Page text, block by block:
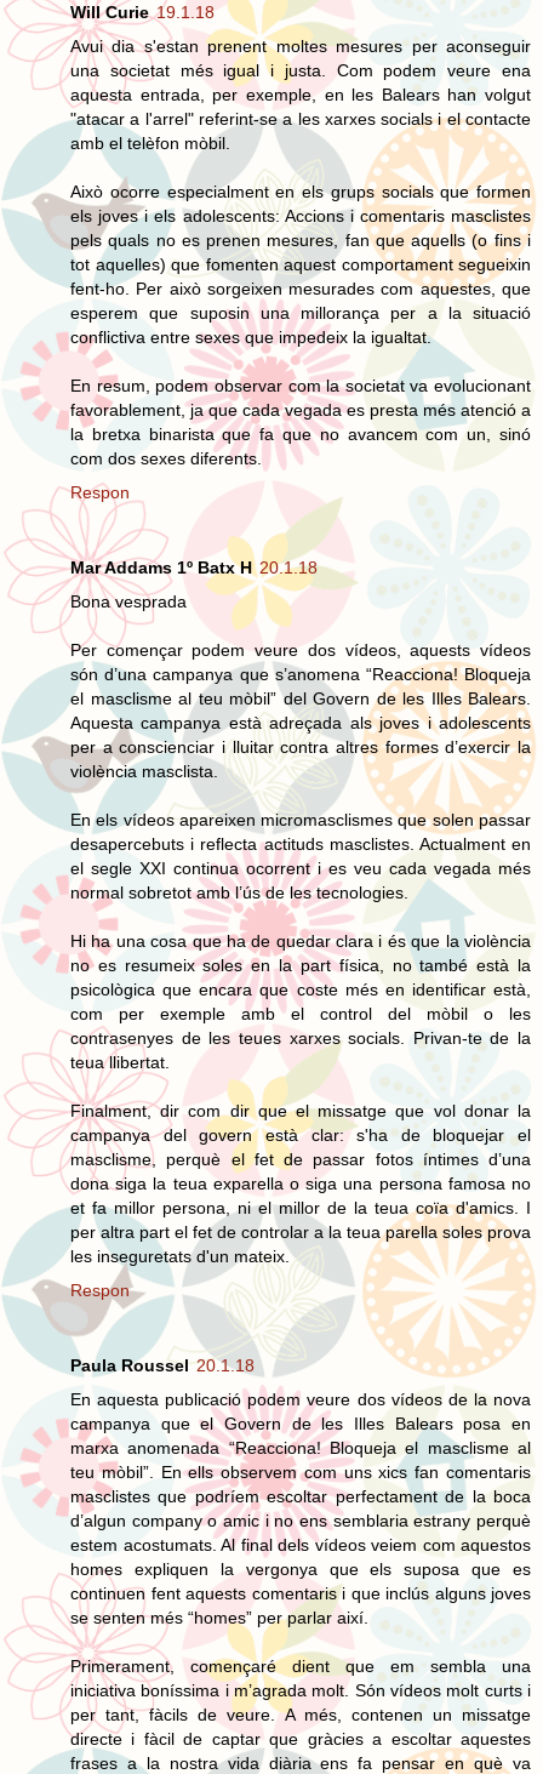
Will Curie 19.1.18
Avui dia s'estan prenent moltes mesures per aconseguir
una societat més igual i justa. Com podem veure ena
aquesta entrada, per exemple, en les Balears han volgut
"atacar a l'arrel" referint-se a les xarxes socials i el contacte
amb el telèfon mòbil.
Això ocorre especialment en els grups socials que formen
els joves i els adolescents: Accions i comentaris masclistes
pels quals no es prenen mesures, fan que aquells (o fins i
tot aquelles) que fomenten aquest comportament segueixin
fent-ho. Per això sorgeixen mesurades com aquestes, que
esperem que suposin una millorança per a la situació
conflictiva entre sexes que impedeix la igualtat.
En resum, podem observar com la societat va evolucionant
favorablement, ja que cada vegada es presta més atenció a
la bretxa binarista que fa que no avancem com un, sinó
com dos sexes diferents.
Respon
Mar Addams 1º Batx H 20.1.18
Bona vesprada
Per començar podem veure dos vídeos, aquests vídeos
són d’una campanya que s’anomena “Reacciona! Bloqueja
el masclisme al teu mòbil” del Govern de les Illes Balears.
Aquesta campanya està adreçada als joves i adolescents
per a conscienciar i lluitar contra altres formes d’exercir la
violència masclista.
En els vídeos apareixen micromasclismes que solen passar
desapercebuts i reflecta actituds masclistes. Actualment en
el segle XXI continua ocorrent i es veu cada vegada més
normal sobretot amb l’ús de les tecnologies.
Hi ha una cosa que ha de quedar clara i és que la violència
no es resumeix soles en la part física, no també està la
psicològica que encara que coste més en identificar està,
com per exemple amb el control del mòbil o les
contrasenyes de les teues xarxes socials. Privan-te de la
teua llibertat.
Finalment, dir com dir que el missatge que vol donar la
campanya del govern està clar: s'ha de bloquejar el
masclisme, perquè el fet de passar fotos íntimes d’una
dona siga la teua exparella o siga una persona famosa no
et fa millor persona, ni el millor de la teua coïa d'amics. I
per altra part el fet de controlar a la teua parella soles prova
les inseguretats d'un mateix.
Respon
Paula Roussel 20.1.18
En aquesta publicació podem veure dos vídeos de la nova
campanya que el Govern de les Illes Balears posa en
marxa anomenada “Reacciona! Bloqueja el masclisme al
teu mòbil”. En ells observem com uns xics fan comentaris
masclistes que podríem escoltar perfectament de la boca
d’algun company o amic i no ens semblaria estrany perquè
estem acostumats. Al final dels vídeos veiem com aquestos
homes expliquen la vergonya que els suposa que es
continuen fent aquests comentaris i que inclús alguns joves
se senten més “homes” per parlar així.
Primerament, començaré dient que em sembla una
iniciativa boníssima i m’agrada molt. Són vídeos molt curts i
per tant, fàcils de veure. A més, contenen un missatge
directe i fàcil de captar que gràcies a escoltar aquestes
frases a la nostra vida diària ens fa pensar en què va